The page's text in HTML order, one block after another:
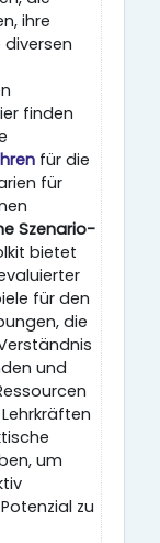
ihre
finden
für die
für
Szenario-
bietet
für den
die
und
um
zu